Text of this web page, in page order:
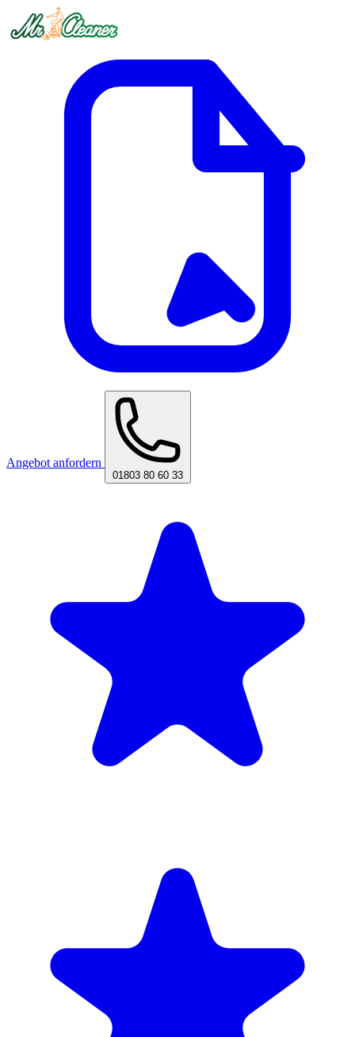
Angebot anfordern
01803 80 60 33